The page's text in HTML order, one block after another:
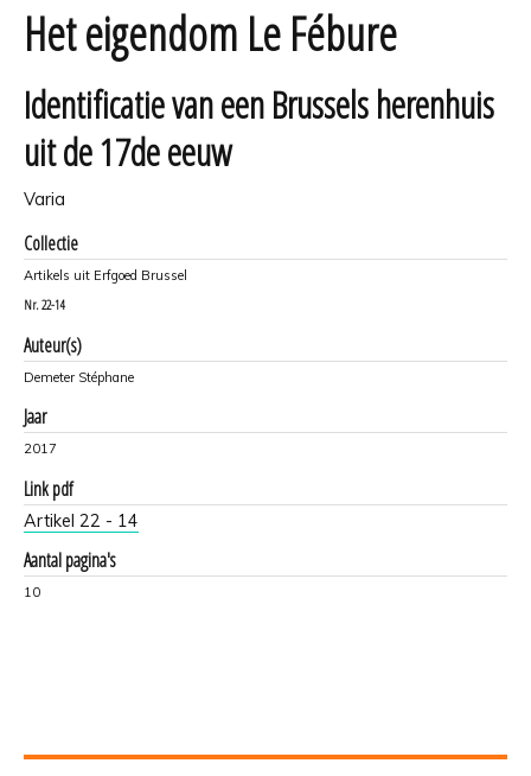
Het eigendom Le Fébure
Identificatie van een Brussels herenhuis
uit de 17de eeuw
Varia
Collectie
Artikels uit Erfgoed Brussel
Nr. 22-14
Auteur(s)
Demeter Stéphane
Jaar
2017
Link pdf
Artikel 22 - 14
Aantal pagina's
10